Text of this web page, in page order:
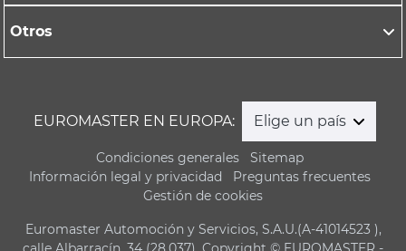
Otros
EUROMASTER EN EUROPA: Elige un país
Condiciones generales
Sitemap
Información legal y privacidad
Preguntas frecuentes
Gestión de cookies
Euromaster Automoción y Servicios, S.A.U.(A-41014523 ),